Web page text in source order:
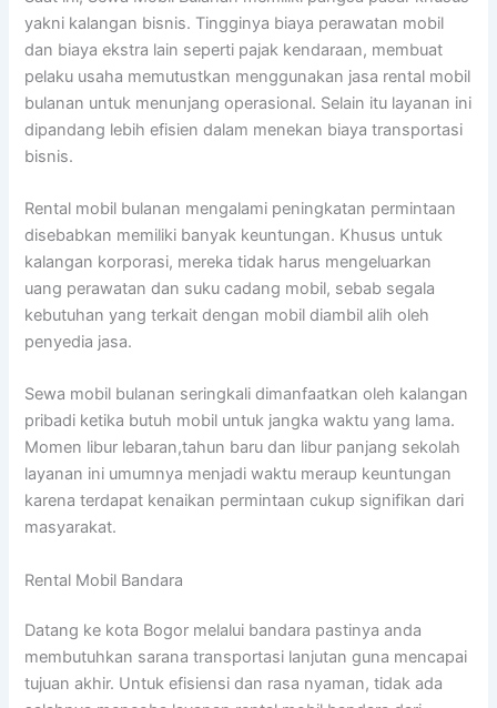
yakni kalangan bisnis. Tingginya biaya perawatan mobil
dan biaya ekstra lain seperti pajak kendaraan, membuat
pelaku usaha memutustkan menggunakan jasa rental mobil
bulanan untuk menunjang operasional. Selain itu layanan ini
dipandang lebih efisien dalam menekan biaya transportasi
bisnis.
Rental mobil bulanan mengalami peningkatan permintaan
disebabkan memiliki banyak keuntungan. Khusus untuk
kalangan korporasi, mereka tidak harus mengeluarkan
uang perawatan dan suku cadang mobil, sebab segala
kebutuhan yang terkait dengan mobil diambil alih oleh
penyedia jasa.
Sewa mobil bulanan seringkali dimanfaatkan oleh kalangan
pribadi ketika butuh mobil untuk jangka waktu yang lama.
Momen libur lebaran,tahun baru dan libur panjang sekolah
layanan ini umumnya menjadi waktu meraup keuntungan
karena terdapat kenaikan permintaan cukup signifikan dari
masyarakat.
Rental Mobil Bandara
Datang ke kota Bogor melalui bandara pastinya anda
membutuhkan sarana transportasi lanjutan guna mencapai
tujuan akhir. Untuk efisiensi dan rasa nyaman, tidak ada